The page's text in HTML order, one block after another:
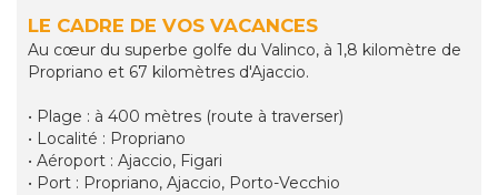
LE CADRE DE VOS VACANCES
Au cœur du superbe golfe du Valinco, à 1,8 kilomètre de
Propriano et 67 kilomètres d'Ajaccio.
• Plage : à 400 mètres (route à traverser)
• Localité : Propriano
• Aéroport : Ajaccio, Figari
• Port : Propriano, Ajaccio, Porto-Vecchio